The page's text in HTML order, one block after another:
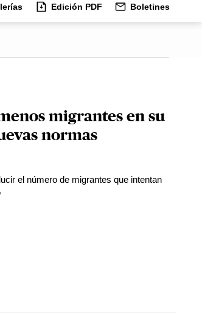
Edición PDF Boletines
migrantes en su
normas
el número de migrantes que intentan